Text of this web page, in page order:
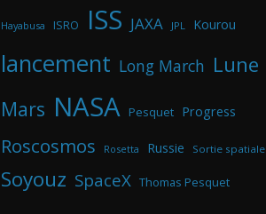
Hayabusa ISRO ISS JAXA JPL Kourou
lancement Long March Lune
Mars NASA Pesquet Progress
Roscosmos Rosetta Russie Sortie spatiale
Soyouz SpaceX Thomas Pesquet